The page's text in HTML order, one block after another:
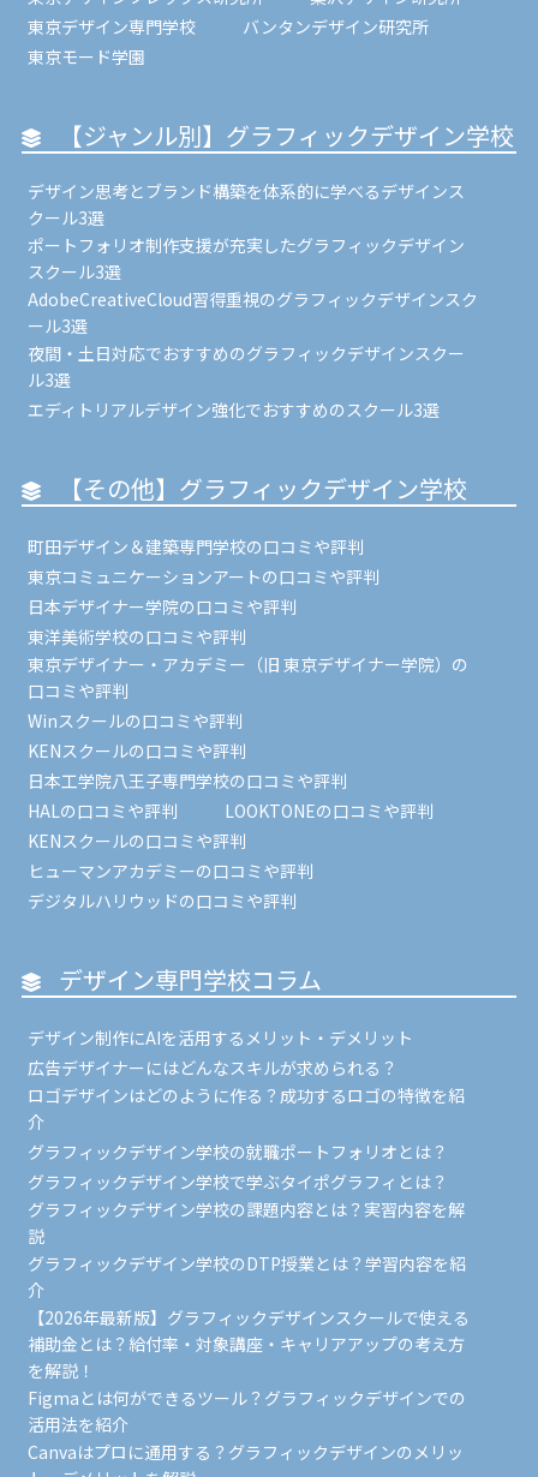
東京デザイン専門学校
バンタンデザイン研究所
東京モード学園
【ジャンル別】グラフィックデザイン学校
デザイン思考とブランド構築を体系的に学べるデザインス
クール3選
ポートフォリオ制作支援が充実したグラフィックデザイン
スクール3選
AdobeCreativeCloud習得重視のグラフィックデザインスク
ール3選
夜間・土日対応でおすすめのグラフィックデザインスクー
ル3選
エディトリアルデザイン強化でおすすめのスクール3選
【その他】グラフィックデザイン学校
町田デザイン＆建築専門学校の口コミや評判
東京コミュニケーションアートの口コミや評判
日本デザイナー学院の口コミや評判
東洋美術学校の口コミや評判
東京デザイナー・アカデミー（旧 東京デザイナー学院）の
口コミや評判
Winスクールの口コミや評判
KENスクールの口コミや評判
日本工学院八王子専門学校の口コミや評判
HALの口コミや評判
LOOKTONEの口コミや評判
KENスクールの口コミや評判
ヒューマンアカデミーの口コミや評判
デジタルハリウッドの口コミや評判
デザイン専門学校コラム
デザイン制作にAIを活用するメリット・デメリット
広告デザイナーにはどんなスキルが求められる？
ロゴデザインはどのように作る？成功するロゴの特徴を紹
介
グラフィックデザイン学校の就職ポートフォリオとは？
グラフィックデザイン学校で学ぶタイポグラフィとは？
グラフィックデザイン学校の課題内容とは？実習内容を解
説
グラフィックデザイン学校のDTP授業とは？学習内容を紹
介
【2026年最新版】グラフィックデザインスクールで使える
補助金とは？給付率・対象講座・キャリアアップの考え方
を解説！
Figmaとは何ができるツール？グラフィックデザインでの
活用法を紹介
Canvaはプロに通用する？グラフィックデザインのメリッ